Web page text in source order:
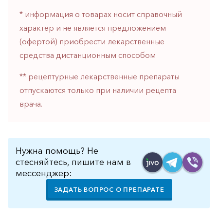
Ухо-
горло-
нос
Хирургия
железа
* информация о товарах носит справочный
характер и не является предложением
(офертой) приобрести лекарственные
средства дистанционным способом
** рецептурные лекарственные препараты
отпускаются только при наличии рецепта
врача.
Нужна помощь? Не
стесняйтесь, пишите нам в
мессенджер:
ЗАДАТЬ ВОПРОС О ПРЕПАРАТЕ